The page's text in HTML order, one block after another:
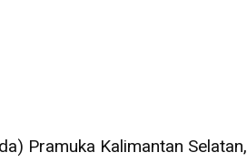
Pramuka Kalimantan Selatan,